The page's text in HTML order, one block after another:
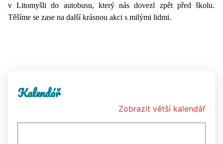
v Litomyšli do autobusu, který nás dovezl zpět před školu.
Těšíme se zase na další krásnou akci s milými lidmi.
Kalendář
Zobrazit větší kalendář